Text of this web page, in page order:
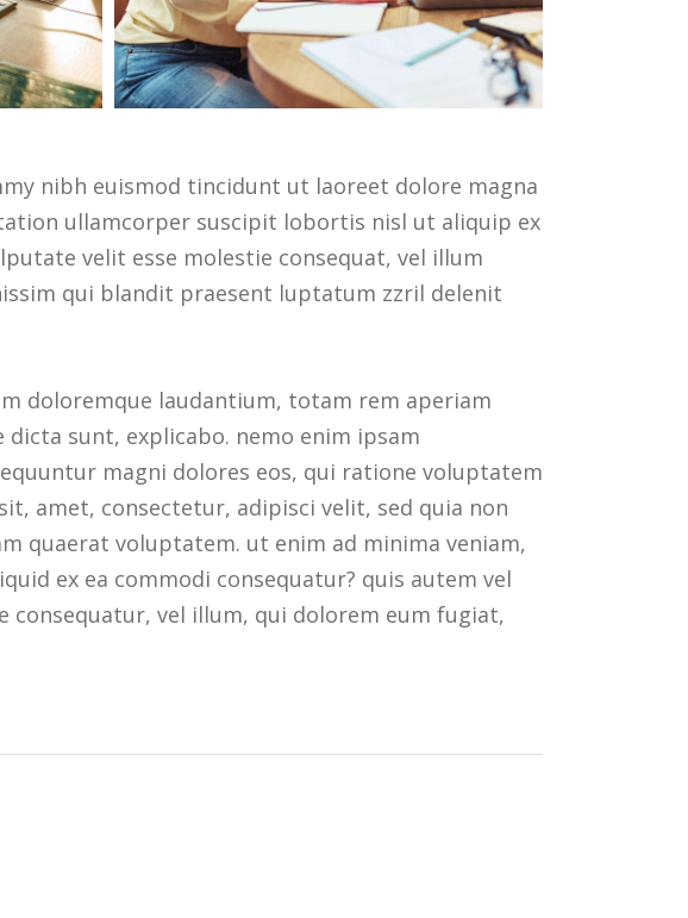
nibh euismod tincidunt ut laoreet dolore magna
ullamcorper suscipit lobortis nisl ut aliquip ex
velit esse molestie consequat, vel illum
qui blandit praesent luptatum zzril delenit
doloremque laudantium, totam rem aperiam
sunt, explicabo. nemo enim ipsam
magni dolores eos, qui ratione voluptatem
amet, consectetur, adipisci velit, sed quia non
quaerat voluptatem. ut enim ad minima veniam,
ex ea commodi consequatur? quis autem vel
vel illum, qui dolorem eum fugiat,